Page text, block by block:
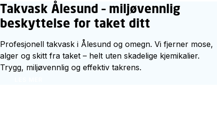
Takvask Ålesund – miljøvennlig
beskyttelse for taket ditt
Profesjonell takvask i Ålesund og omegn. Vi fjerner mose,
alger og skitt fra taket – helt uten skadelige kjemikalier.
Trygg, miljøvennlig og effektiv takrens.